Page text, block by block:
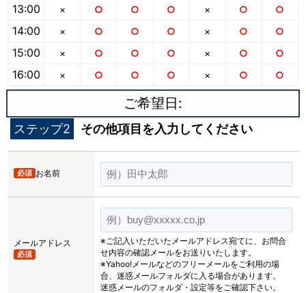
13:00
14:00
15:00
16:00
×
×
×
×
○
○
○
○
○
○
○
○
○
○
○
○
×
×
×
×
○
○
○
○
○
○
○
○
ご希望日:
ステップ2 その他項目を入力してください
お名前
必須
メールアドレス
必須
※ご記入いただいたメールアドレス宛てに、お問合
せ内容の確認メールをお送りいたします。
※Yahoo!メールなどのフリーメールをご利用の場
合、迷惑メールフォルダに入る場合があります。
迷惑メールのフォルダ・設定等をご確認下さい。